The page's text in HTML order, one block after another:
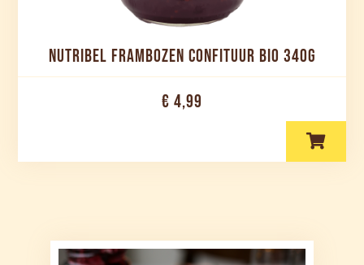
NUTRIBEL FRAMBOZEN CONFITUUR BIO 340G
€ 4,99